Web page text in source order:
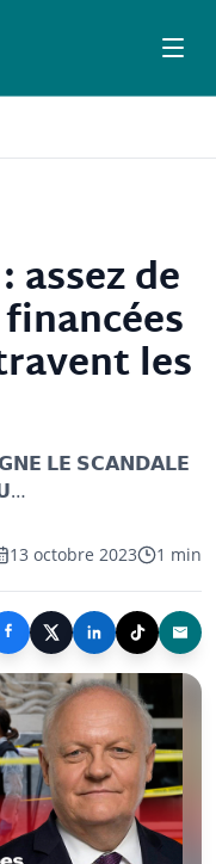
de
les
𝗟𝗘 𝗦𝗖𝗔𝗡𝗗𝗔𝗟𝗘
13 octobre 2023 1 min